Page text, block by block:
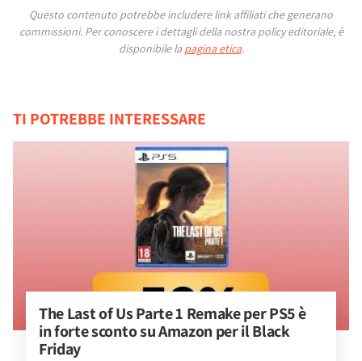
Questo contenuto potrebbe includere link affiliati che generano
commissioni. Per conoscere i dettagli della nostra policy editoriale, è
disponibile la pagina etica.
TI POTREBBE INTERESSARE
The Last of Us Parte 1 Remake per PS5 è
in forte sconto su Amazon per il Black
Friday